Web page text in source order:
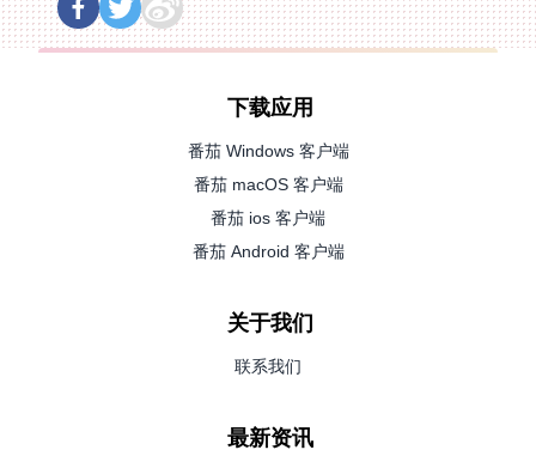
下载应用
番茄 Windows 客户端
番茄 macOS 客户端
番茄 ios 客户端
番茄 Android 客户端
关于我们
联系我们
最新资讯